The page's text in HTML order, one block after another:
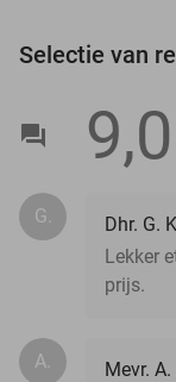
Selectie van
9,0
G.
Dhr. G.
Lekker
prijs.
A.
Mevr.